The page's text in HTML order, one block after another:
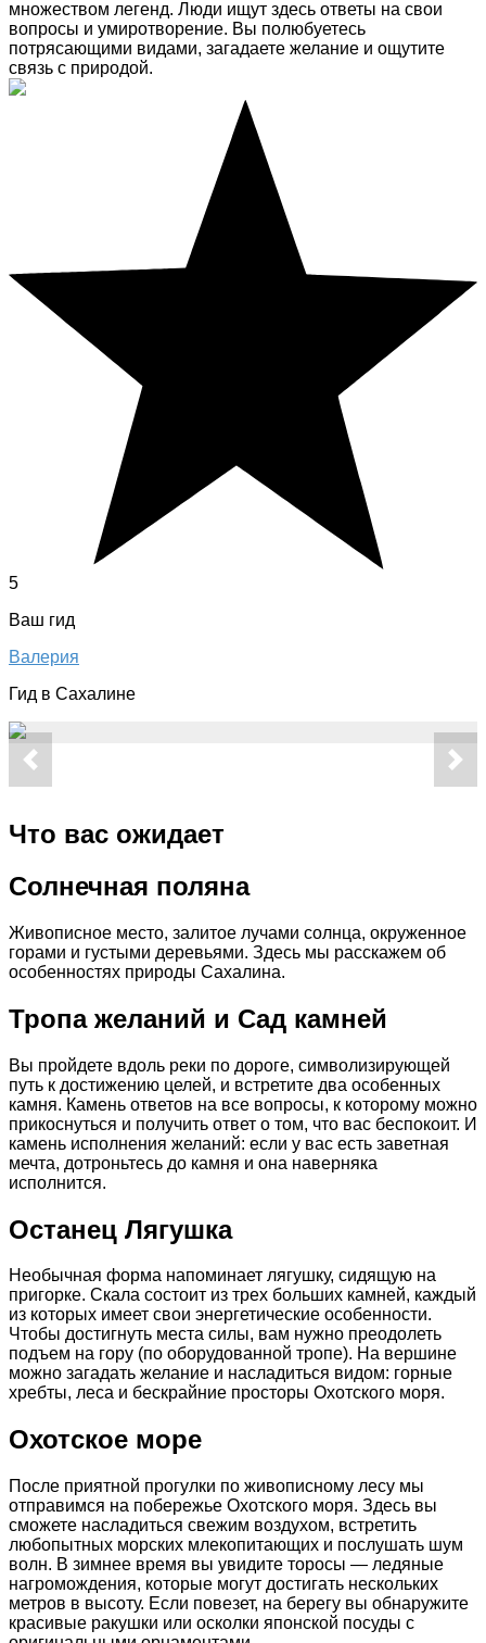
множеством легенд. Люди ищут здесь ответы на свои
вопросы и умиротворение. Вы полюбуетесь
потрясающими видами, загадаете желание и ощутите
связь с природой.
5
Ваш гид
Валерия
Гид в Сахалине
Что вас ожидает
Солнечная поляна
Живописное место, залитое лучами солнца, окруженное
горами и густыми деревьями. Здесь мы расскажем об
особенностях природы Сахалина.
Тропа желаний и Сад камней
Вы пройдете вдоль реки по дороге, символизирующей
путь к достижению целей, и встретите два особенных
камня. Камень ответов на все вопросы, к которому можно
прикоснуться и получить ответ о том, что вас беспокоит. И
камень исполнения желаний: если у вас есть заветная
мечта, дотроньтесь до камня и она наверняка
исполнится.
Останец Лягушка
Необычная форма напоминает лягушку, сидящую на
пригорке. Скала состоит из трех больших камней, каждый
из которых имеет свои энергетические особенности.
Чтобы достигнуть места силы, вам нужно преодолеть
подъем на гору (по оборудованной тропе). На вершине
можно загадать желание и насладиться видом: горные
хребты, леса и бескрайние просторы Охотского моря.
Охотское море
После приятной прогулки по живописному лесу мы
отправимся на побережье Охотского моря. Здесь вы
сможете насладиться свежим воздухом, встретить
любопытных морских млекопитающих и послушать шум
волн. В зимнее время вы увидите торосы — ледяные
нагромождения, которые могут достигать нескольких
метров в высоту. Если повезет, на берегу вы обнаружите
красивые ракушки или осколки японской посуды с